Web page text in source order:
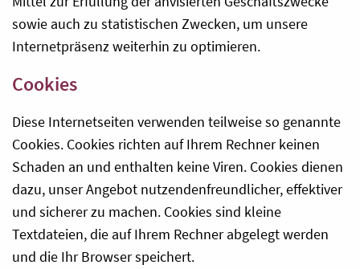
sowie auch zu statistischen Zwecken, um unsere
Internetpräsenz weiterhin zu optimieren.
Cookies
Diese Internetseiten verwenden teilweise so genannte
Cookies. Cookies richten auf Ihrem Rechner keinen
Schaden an und enthalten keine Viren. Cookies dienen
dazu, unser Angebot nutzendenfreundlicher, effektiver
und sicherer zu machen. Cookies sind kleine
Textdateien, die auf Ihrem Rechner abgelegt werden
und die Ihr Browser speichert.